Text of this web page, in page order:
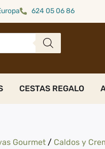
624 05 06 86
CESTAS REGALO
Gourmet / Caldos y